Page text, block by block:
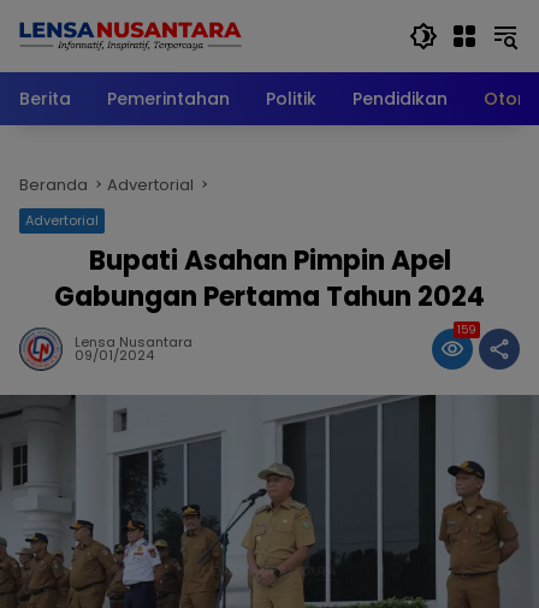
Berita
Pemerintahan Politik Pendidikan
Beranda Advertorial
Advertorial
Bupati Asahan Pimpin Apel
Gabungan Pertama Tahun 2024
Lensa Nusantara
09/01/2024
159